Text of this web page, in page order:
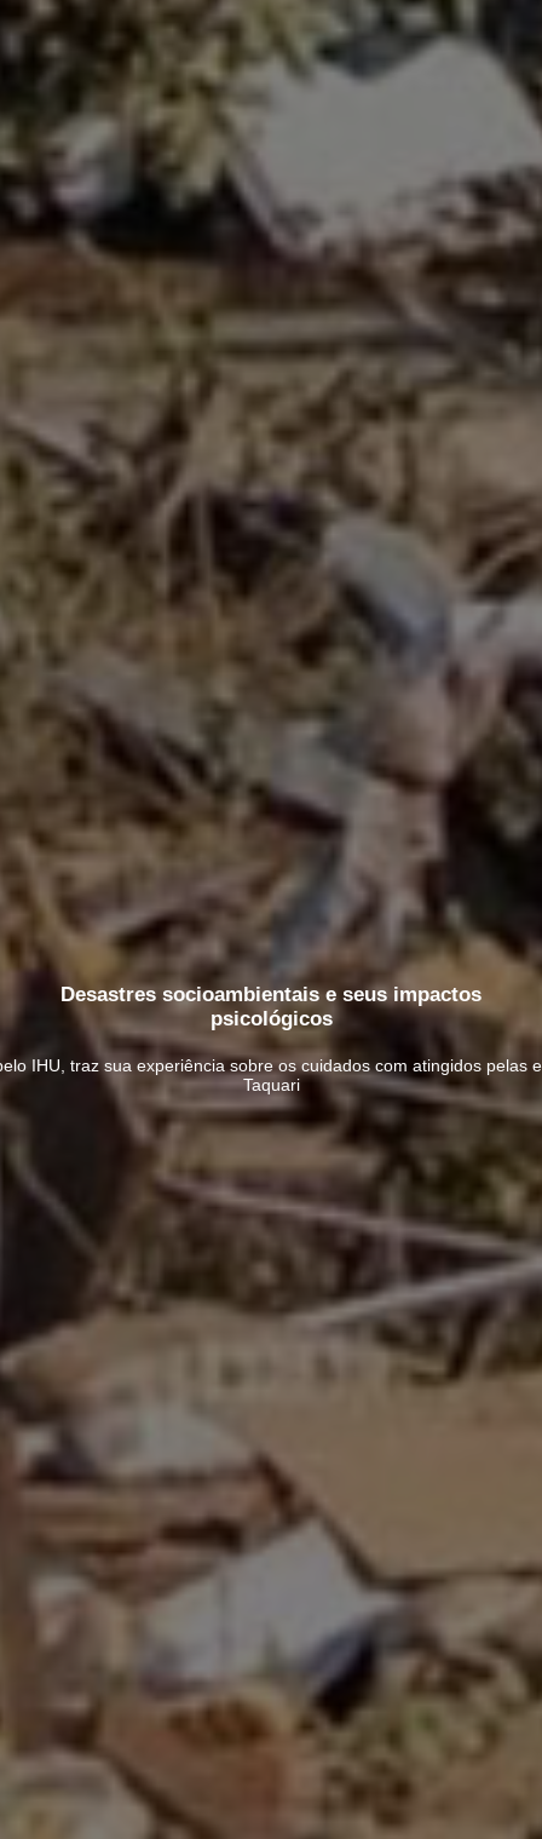
Desastres socioambientais e seus impactos
psicológicos
IHU, traz sua experiência sobre os cuidados com atingidos pelas
Taquari